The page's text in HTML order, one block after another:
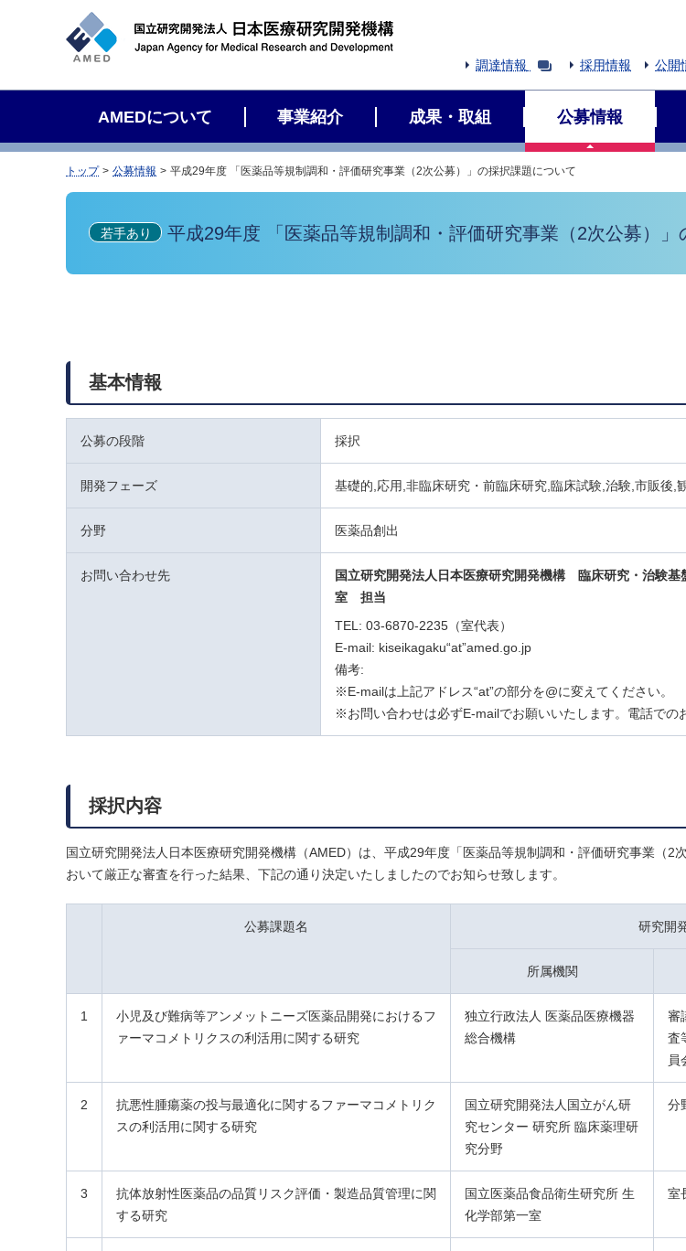
調達情報 採用情報 公開
AMEDについて 事業紹介 成果・取組 公募情報
トップ 公募情報 平成29年度 「医薬品等規制調和・評価研究事業（2次公募）」の採択課題について
若手あり 平成29年度 「医薬品等規制調和・評価研究事業（2次公募）」
基本情報
公募の段階 採択
開発フェーズ 基礎的,応用,非臨床研究・前臨床研究,臨床試験,治験,市販後,
分野 医薬品創出
お問い合わせ先
国立研究開発法人日本医療研究開発機構 臨床研究・治験
室
担当
TEL: 03-6870-2235（室代表）
E-mail: kiseikagaku“at”amed.go.jp
備考:
※E-mailは上記アドレス“at”の部分を@に変えてください。
※お問い合わせは必ずE-mailでお願いいたします。電話での
採択内容
国立研究開発法人日本医療研究開発機構（AMED）は、平成29年度「医薬品等規制調和・評価研究事業（2
おいて厳正な審査を行った結果、下記の通り決定いたしましたのでお知らせ致します。
公募課題名 研究開
所属機関
1
小児及び難病等アンメットニーズ医薬品開発におけるフ
ァーマコメトリクスの利活用に関する研究
独立行政法人 医薬品医療機器
総合機構
審
査
員
2
抗悪性腫瘍薬の投与最適化に関するファーマコメトリク
スの利活用に関する研究
国立研究開発法人国立がん研
究センター 研究所 臨床薬理研
究分野
分
3
抗体放射性医薬品の品質リスク評価・製造品質管理に関
する研究
国立医薬品食品衛生研究所 生
化学部第一室
室